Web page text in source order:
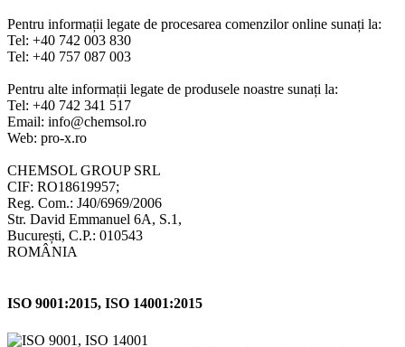
Pentru informații legate de procesarea comenzilor online sunați la:
Tel: +40 742 003 830
Tel: +40 757 087 003
Pentru alte informații legate de produsele noastre sunați la:
Tel: +40 742 341 517
Email: info@chemsol.ro
Web: pro-x.ro
CHEMSOL GROUP SRL
CIF: RO18619957;
Reg. Com.: J40/6969/2006
Str. David Emmanuel 6A, S.1,
București, C.P.: 010543
ROMÂNIA
ISO 9001:2015, ISO 14001:2015